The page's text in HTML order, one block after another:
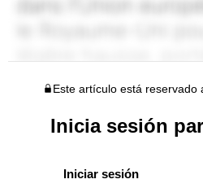
Este artículo está reservado
Inicia sesión
Iniciar sesión